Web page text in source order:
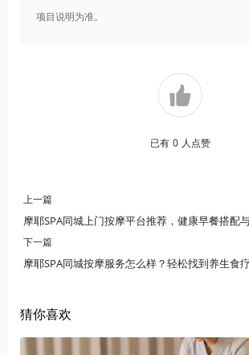
项目说明为准。
已有 0 人点赞
上一篇
下一篇
猜你喜欢